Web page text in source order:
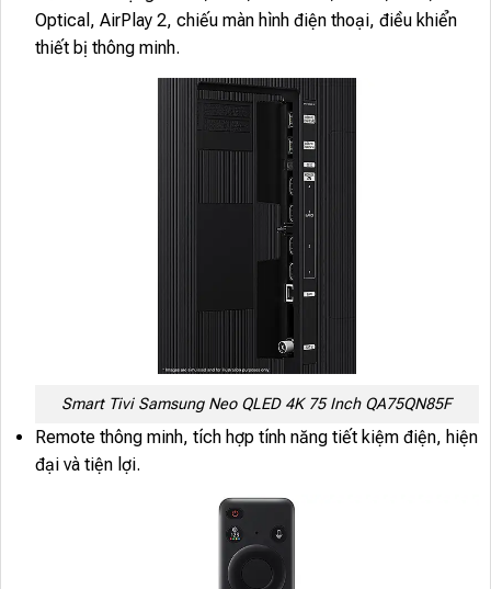
Optical, AirPlay 2, chiếu màn hình điện thoại, điều khiển
thiết bị thông minh.
Smart Tivi Samsung Neo QLED 4K 75 Inch QA75QN85F
Remote thông minh, tích hợp tính năng tiết kiệm điện, hiện
đại và tiện lợi.